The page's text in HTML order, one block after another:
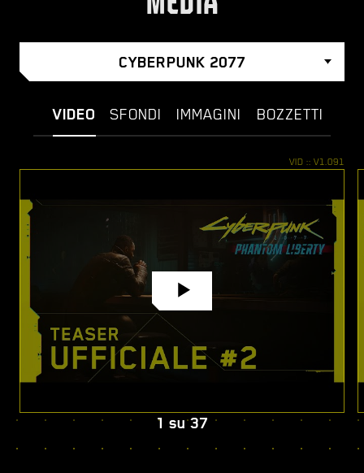
CYBERPUNK 2077
VIDEO SFONDI IMMAGINI BOZZETTI
1 su37